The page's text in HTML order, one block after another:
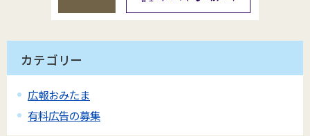
カテゴリー
広報おみたま
有料広告の募集